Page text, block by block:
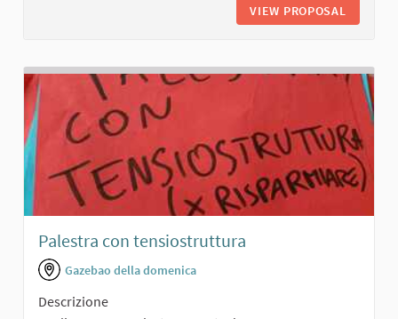
VIEW PROPOSAL
Palestra con tensiostruttura
Gazebao della domenica
Descrizione